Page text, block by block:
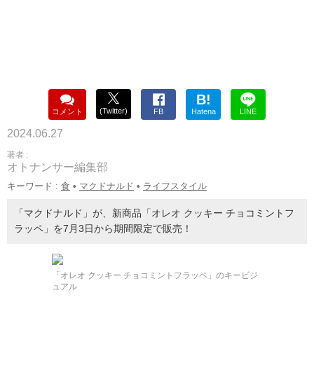
コメント (Twitter) FB
B!
Hatena LINE
2024.06.27
著者 :
オトナンサー編集部
キーワード : 食 • マクドナルド • ライフスタイル
「マクドナルド」が、新商品「オレオ クッキー チョコミントフ
ラッペ」を7月3日から期間限定で販売！
「オレオ クッキー チョコミントフラッペ」のキービジ
ュアル